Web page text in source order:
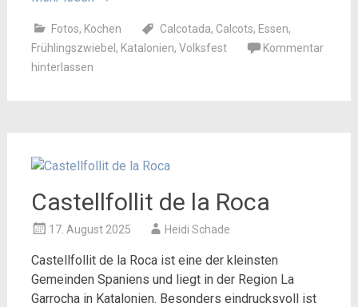
Fotos, Kochen Calcotada, Calcots, Essen,
Frühlingszwiebel , Katalonien, Volksfest
Kommentar
hinterlassen
Castellfollit de la Roca
17. August 2025 Heidi Schade
Castellfollit de la Roca ist eine der kleinsten
Gemeinden Spaniens und liegt in der Region La
Garrocha in Katalonien. Besonders eindrucksvoll ist